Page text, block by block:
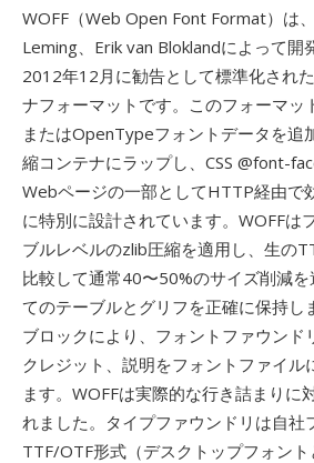
WOFF（Web Open Font Format）は
Leming、Erik van Bloklandによって開
2012年12月に勧告として標準化され
ナフォーマットです。このフォーマ
またはOpenTypeフォントデータを追
縮コンテナにラップし、CSS @font-
Webページの一部としてHTTP経由で
に特別に設計されています。WOFFは
ブルレベルのzlib圧縮を適用し、生の
比較して通常40〜50%のサイズ削減
てのテーブルとグリフを正確に保持し
ブロックにより、フォントファウンド
クレジット、説明をフォントファイル
ます。WOFFは実際的な行き詰まりに
れました。タイプファウンドリは自社
TTF/OTF形式（デスクトップフォン